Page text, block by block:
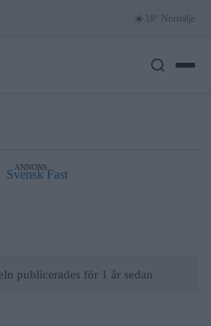
☀️ 18° Norrtälje
ANNONS
publicerades för 1 år sedan